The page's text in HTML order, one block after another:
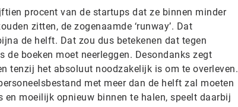
procent van de startups dat ze binnen minder
zitten, de zogenaamde ‘runway’. Dat
de helft. Dat zou dus betekenen dat tegen
de boeken moet neerleggen. Desondanks zegt
tenzij het absoluut noodzakelijk is om te overleven.
met meer dan de helft zal moeten
moeilijk opnieuw binnen te halen, speelt daarbij